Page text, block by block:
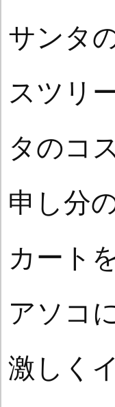
サンタ
スツリ
タのコ
申し分
カート
アソコ
激しく